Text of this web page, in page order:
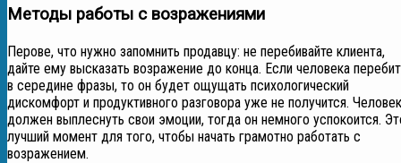
Методы работы с возражениями
Перове, что нужно запомнить продавцу: не перебивайте клиента,
дайте ему высказать возражение до конца. Если человека
в середине фразы, то он будет ощущать психологический
дискомфорт и продуктивного разговора уже не получится. Человек
должен выплеснуть свои эмоции, тогда он немного успокоится.
лучший момент для того, чтобы начать грамотно работать с
возражением.